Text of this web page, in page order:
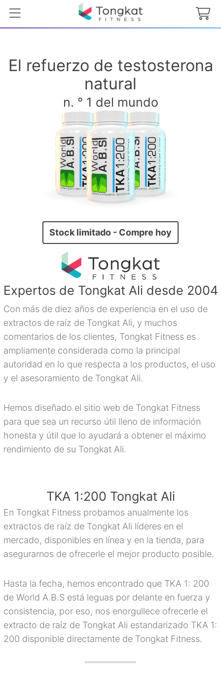
El refuerzo de testosterona
natural
n. ° 1 del mundo
Stock limitado - Compre hoy
Expertos de Tongkat Ali desde 2004
Con más de diez años de experiencia en el uso de
extractos de raíz de Tongkat Ali, y muchos
comentarios de los clientes, Tongkat Fitness es
ampliamente considerada como la principal
autoridad en lo que respecta a los productos, el uso
y el asesoramiento de Tongkat Ali.
Hemos diseñado el sitio web de Tongkat Fitness
para que sea un recurso útil lleno de información
honesta y útil que lo ayudará a obtener el máximo
rendimiento de su Tongkat Ali.
TKA 1:200 Tongkat Ali
En Tongkat Fitness probamos anualmente los
extractos de raíz de Tongkat Ali líderes en el
mercado, disponibles en línea y en la tienda, para
asegurarnos de ofrecerle el mejor producto posible.
Hasta la fecha, hemos encontrado que TKA 1: 200
de World A.B.S está leguas por delante en fuerza y
consistencia, por eso, nos enorgullece ofrecerle el
extracto de raíz de Tongkat Ali estandarizado TKA 1:
200 disponible directamente de Tongkat Fitness.